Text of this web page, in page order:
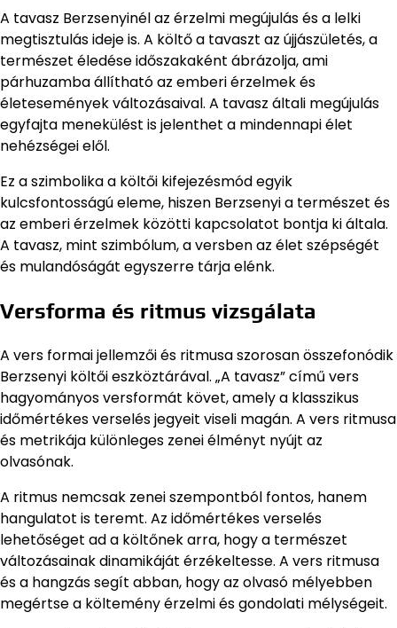
A tavasz Berzsenyinél az érzelmi megújulás és a lelki
megtisztulás ideje is. A költő a tavaszt az újjászületés, a
természet éledése időszakaként ábrázolja, ami
párhuzamba állítható az emberi érzelmek és
életesemények változásaival. A tavasz általi megújulás
egyfajta menekülést is jelenthet a mindennapi élet
nehézségei elől.
Ez a szimbolika a költői kifejezésmód egyik
kulcsfontosságú eleme, hiszen Berzsenyi a természet és
az emberi érzelmek közötti kapcsolatot bontja ki általa.
A tavasz, mint szimbólum, a versben az élet szépségét
és mulandóságát egyszerre tárja elénk.
Versforma és ritmus vizsgálata
A vers formai jellemzői és ritmusa szorosan összefonódik
Berzsenyi költői eszköztárával. „A tavasz” című vers
hagyományos versformát követ, amely a klasszikus
időmértékes verselés jegyeit viseli magán. A vers ritmusa
és metrikája különleges zenei élményt nyújt az
olvasónak.
A ritmus nemcsak zenei szempontból fontos, hanem
hangulatot is teremt. Az időmértékes verselés
lehetőséget ad a költőnek arra, hogy a természet
változásainak dinamikáját érzékeltesse. A vers ritmusa
és a hangzás segít abban, hogy az olvasó mélyebben
megértse a költemény érzelmi és gondolati mélységeit.